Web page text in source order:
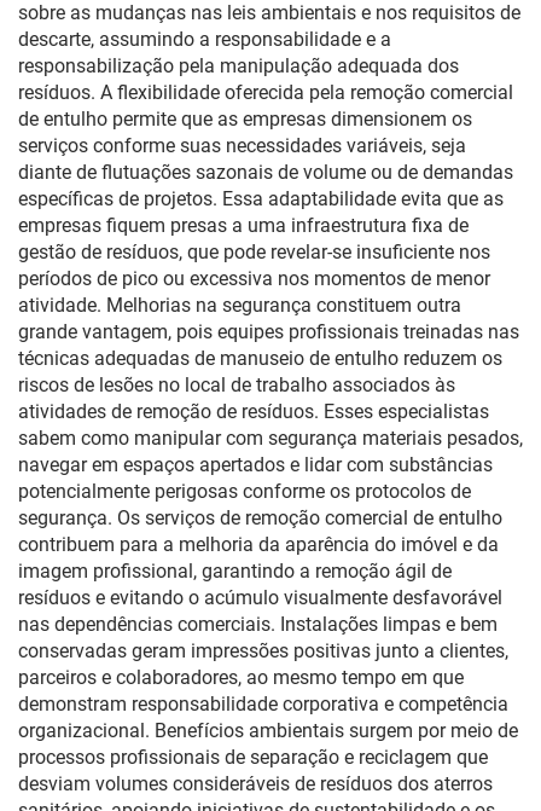
sobre as mudanças nas leis ambientais e nos requisitos de
descarte, assumindo a responsabilidade e a
responsabilização pela manipulação adequada dos
resíduos. A flexibilidade oferecida pela remoção comercial
de entulho permite que as empresas dimensionem os
serviços conforme suas necessidades variáveis, seja
diante de flutuações sazonais de volume ou de demandas
específicas de projetos. Essa adaptabilidade evita que as
empresas fiquem presas a uma infraestrutura fixa de
gestão de resíduos, que pode revelar-se insuficiente nos
períodos de pico ou excessiva nos momentos de menor
atividade. Melhorias na segurança constituem outra
grande vantagem, pois equipes profissionais treinadas nas
técnicas adequadas de manuseio de entulho reduzem os
riscos de lesões no local de trabalho associados às
atividades de remoção de resíduos. Esses especialistas
sabem como manipular com segurança materiais pesados,
navegar em espaços apertados e lidar com substâncias
potencialmente perigosas conforme os protocolos de
segurança. Os serviços de remoção comercial de entulho
contribuem para a melhoria da aparência do imóvel e da
imagem profissional, garantindo a remoção ágil de
resíduos e evitando o acúmulo visualmente desfavorável
nas dependências comerciais. Instalações limpas e bem
conservadas geram impressões positivas junto a clientes,
parceiros e colaboradores, ao mesmo tempo em que
demonstram responsabilidade corporativa e competência
organizacional. Benefícios ambientais surgem por meio de
processos profissionais de separação e reciclagem que
desviam volumes consideráveis de resíduos dos aterros